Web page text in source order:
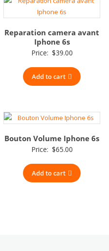
Reparation camera avant
Iphone 6s
Price: $39.00
Add to cart
Bouton Volume Iphone 6s
Price: $65.00
Add to cart